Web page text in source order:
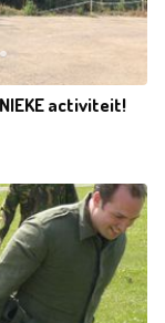
activiteit!